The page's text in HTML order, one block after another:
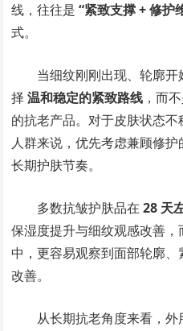
线，往往是“紧致支撑 + 修护
式。
当细纹刚刚出现、轮廓
择温和稳定的紧致路线 ，而
的抗老产品。对于皮肤状态
人群来说，优先考虑兼顾修
长期护肤节奏。
多数抗皱护肤品在28 天
保湿度提升与细纹观感改善
中，更容易观察到面部轮廓
改善。
从长期抗老角度来看，